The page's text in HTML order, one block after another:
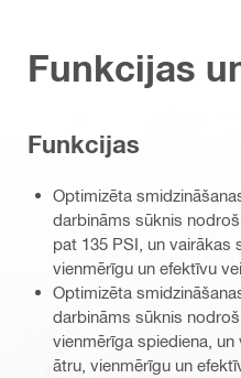
Funkcijas
Funkcijas
Optimizēta
darbināms sūknis
pat 135 PSI, un vairākas
vienmērīgu un efektīvu
Optimizēta
darbināms sūknis
vienmērīga spiediena,
ātru, vienmērīgu un